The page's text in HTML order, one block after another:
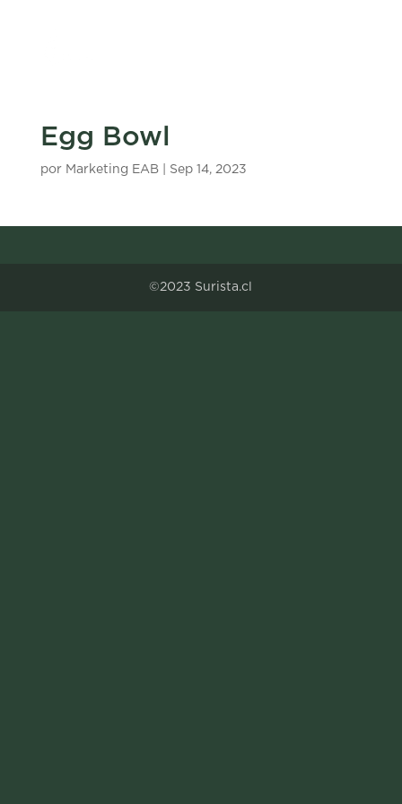
Egg Bowl
por Marketing EAB| Sep 14, 2023
©2023 Surista.cl